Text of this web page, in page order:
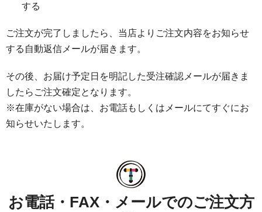
する
ご注文が完了しましたら、当店よりご注文内容をお知らせ
する自動返信メールが届きます。
その後、お届け予定日を明記した受注確認メールが届きま
したらご注文確定となります。
※在庫がない場合は、お電話もしくはメールにてすぐにお
知らせいたします。
お電話・FAX・メールでのご注文方